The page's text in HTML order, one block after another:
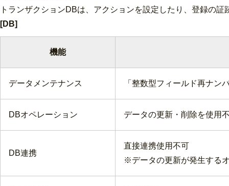
トランザクションDBは、アクションを設定したり、登録の
[DB]
機能
データメンテナンス 「整数型フィールド再ナン
DBオペレーション データの更新・削除を使用
DB連携
直接連携使用不可
※データの更新が発生する